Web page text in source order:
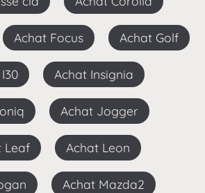
Achat Focus Achat Golf
I30 Achat Insignia
Achat Jogger
Leaf Achat Leon
Achat Mazda2